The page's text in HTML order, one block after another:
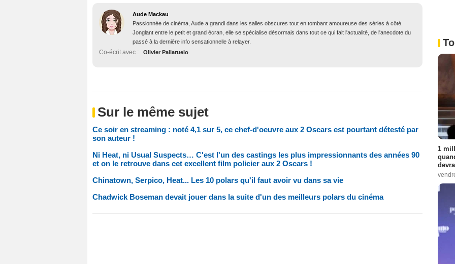
Aude Mackau
Passionnée de cinéma, Aude a grandi dans les salles obscures tout en tombant amoureuse des séries à côté.
Jonglant entre le petit et grand écran, elle se spécialise désormais dans tout ce qui fait l'actualité, de l'anecdote du
passé à la dernière info sensationnelle à relayer.
Co-écrit avec : Olivier Pallaruelo
Sur le même sujet
Ce soir en streaming : noté 4,1 sur 5, ce chef-d'oeuvre aux 2 Oscars est pourtant détesté par
son auteur !
Ni Heat, ni Usual Suspects… C'est l'un des castings les plus impressionnants des années 90
et on le retrouve dans cet excellent film policier aux 2 Oscars !
Chinatown, Serpico, Heat... Les 10 polars qu'il faut avoir vu dans sa vie
Chadwick Boseman devait jouer dans la suite d'un des meilleurs polars du cinéma
1